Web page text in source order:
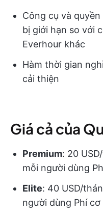
Công cụ và
bị giới hạn so với
Everhour khác
Hàm thời gian
cải thiện
Giá cả của
Premium: 20
mỗi người dùng
Elite: 40 USD/
người dùng Phí cơ